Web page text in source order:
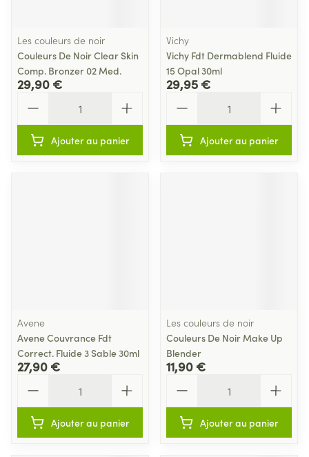
Les couleurs de noir
Couleurs De Noir Clear Skin
Comp. Bronzer 02 Med.
29,90 €
Ajouter au panier
Vichy
Vichy Fdt Dermablend Fluide
15 Opal 30ml
29,95 €
Ajouter au panier
Avene
Avene Couvrance Fdt
Correct. Fluide 3 Sable 30ml
27,90 €
Ajouter au panier
Les couleurs de noir
Couleurs De Noir Make Up
Blender
11,90 €
Ajouter au panier